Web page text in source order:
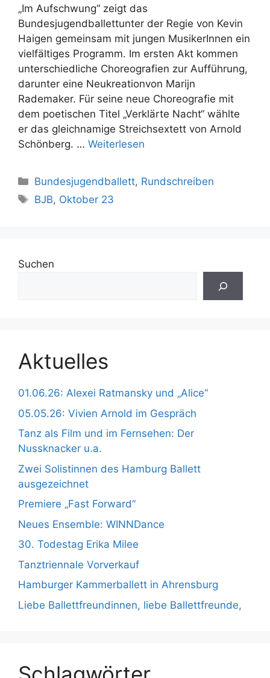
„Im Aufschwung“ zeigt das
Bundesjugendballettunter der Regie von Kevin
Haigen gemeinsam mit jungen MusikerInnen ein
vielfältiges Programm. Im ersten Akt kommen
unterschiedliche Choreografien zur Aufführung,
darunter eine Neukreationvon Marijn
Rademaker. Für seine neue Choreografie mit
dem poetischen Titel „Verklärte Nacht“ wählte
er das gleichnamige Streichsextett von Arnold
Schönberg. … Weiterlesen
Kategorien
Bundesjugendballett, Rundschreiben
Schlagwörter
BJB, Oktober 23
Suchen
Aktuelles
01.06.26: Alexei Ratmansky und „Alice“
05.05.26: Vivien Arnold im Gespräch
Tanz als Film und im Fernsehen: Der
Nussknacker u.a.
Zwei Solistinnen des Hamburg Ballett
ausgezeichnet
Premiere „Fast Forward“
Neues Ensemble: WINNDance
30. Todestag Erika Milee
Tanztriennale Vorverkauf
Hamburger Kammerballett in Ahrensburg
Liebe Ballettfreundinnen, liebe Ballettfreunde,